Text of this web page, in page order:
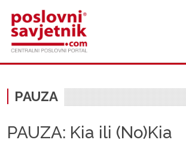
PAUZA
PAUZA: Kia ili (No)Kia